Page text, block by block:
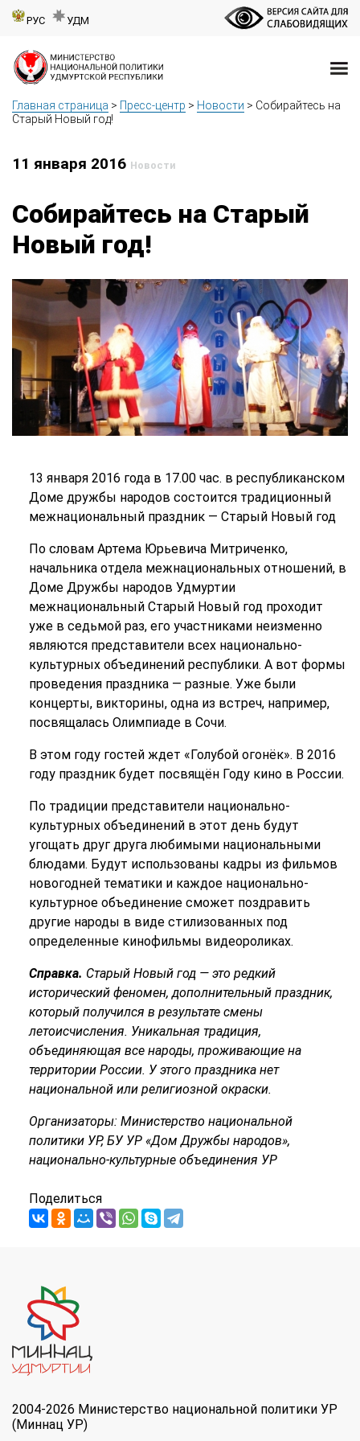
РУС УДМ
Главная страница > Пресс-центр > Новости > Собирайтесь на
Старый Новый год!
11 января 2016 Новости
Собирайтесь на Старый
Новый год!
13 января 2016 года в 17.00 час. в республиканском
Доме дружбы народов состоится традиционный
межнациональный праздник — Старый Новый год
По словам Артема Юрьевича Митриченко,
начальника отдела межнациональных отношений, в
Доме Дружбы народов Удмуртии
межнациональный Старый Новый год проходит
уже в седьмой раз, его участниками неизменно
являются представители всех национально-
культурных объединений республики. А вот формы
проведения праздника — разные. Уже были
концерты, викторины, одна из встреч, например,
посвящалась Олимпиаде в Сочи.
В этом году гостей ждет «Голубой огонёк». В 2016
году праздник будет посвящён Году кино в России.
По традиции представители национально-
культурных объединений в этот день будут
угощать друг друга любимыми национальными
блюдами. Будут использованы кадры из фильмов
новогодней тематики и каждое национально-
культурное объединение сможет поздравить
другие народы в виде стилизованных под
определенные кинофильмы видеороликах.
Справка. Старый Новый год — это редкий
исторический феномен, дополнительный праздник,
который получился в результате смены
летоисчисления. Уникальная традиция,
объединяющая все народы, проживающие на
территории России. У этого праздника нет
национальной или религиозной окраски.
Организаторы: Министерство национальной
политики УР, БУ УР «Дом Дружбы народов»,
национально-культурные объединения УР
Поделиться
2004-2026 Министерство национальной политики УР
(Миннац УР)